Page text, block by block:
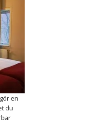
en
du